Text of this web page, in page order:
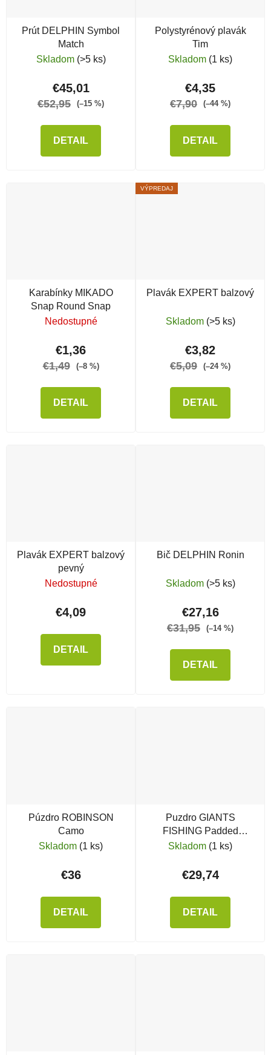
Prút DELPHIN Symbol
Match
Skladom (>5 ks)
€45,01
€52,95 (–15 %)
DETAIL
Polystyrénový plavák
Tim
Skladom (1 ks)
€4,35
€7,90 (–44 %)
DETAIL
Karabínky MIKADO
Snap Round Snap
Nedostupné
€1,36
€1,49 (–8 %)
DETAIL
VÝPREDAJ
Plavák EXPERT balzový
Skladom (>5 ks)
€3,82
€5,09 (–24 %)
DETAIL
Plavák EXPERT balzový
pevný
Nedostupné
€4,09
DETAIL
Bič DELPHIN Ronin
Skladom (>5 ks)
€27,16
€31,95 (–14 %)
DETAIL
Púzdro ROBINSON
Camo
Skladom (1 ks)
€36
DETAIL
Puzdro GIANTS
FISHING Padded
Sleeves 1 Rod
Skladom (1 ks)
€29,74
DETAIL